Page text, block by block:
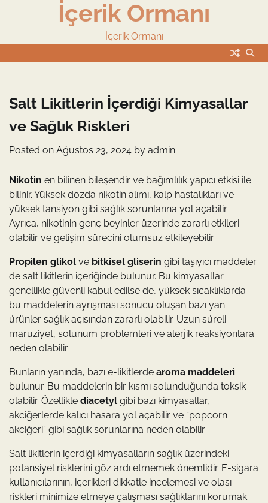
İçerik Ormanı
İçerik Ormanı
Salt Likitlerin İçerdiği Kimyasallar
ve Sağlık Riskleri
Posted on Ağustos 23, 2024 by admin
Nikotin en bilinen bileşendir ve bağımlılık yapıcı etkisi ile
bilinir. Yüksek dozda nikotin alımı, kalp hastalıkları ve
yüksek tansiyon gibi sağlık sorunlarına yol açabilir.
Ayrıca, nikotinin genç beyinler üzerinde zararlı etkileri
olabilir ve gelişim sürecini olumsuz etkileyebilir.
Propilen glikol ve bitkisel gliserin gibi taşıyıcı maddeler
de salt likitlerin içeriğinde bulunur. Bu kimyasallar
genellikle güvenli kabul edilse de, yüksek sıcaklıklarda
bu maddelerin ayrışması sonucu oluşan bazı yan
ürünler sağlık açısından zararlı olabilir. Uzun süreli
maruziyet, solunum problemleri ve alerjik reaksiyonlara
neden olabilir.
Bunların yanında, bazı e-likitlerde aroma maddeleri
bulunur. Bu maddelerin bir kısmı solunduğunda toksik
olabilir. Özellikle diacetyl gibi bazı kimyasallar,
akciğerlerde kalıcı hasara yol açabilir ve “popcorn
akciğeri” gibi sağlık sorunlarına neden olabilir.
Salt likitlerin içerdiği kimyasalların sağlık üzerindeki
potansiyel risklerini göz ardı etmemek önemlidir. E-sigara
kullanıcılarının, içerikleri dikkatle incelemesi ve olası
riskleri minimize etmeye çalışması sağlıklarını korumak